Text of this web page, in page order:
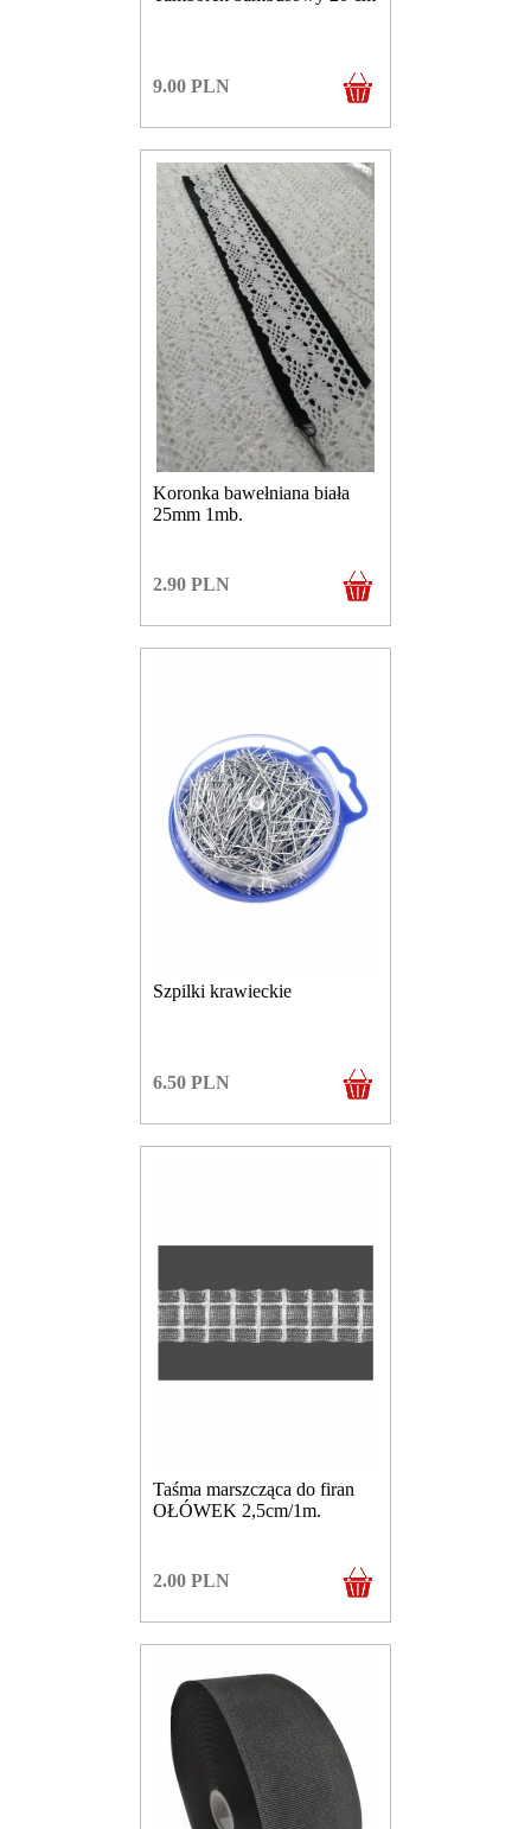
9.00 PLN
Koronka bawełniana biała
25mm 1mb.
2.90 PLN
Szpilki krawieckie
6.50 PLN
Taśma marszcząca do firan
OŁÓWEK 2,5cm/1m.
2.00 PLN